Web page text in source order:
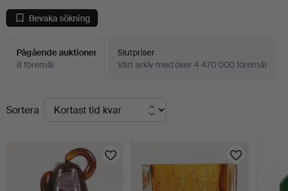
Bevaka sökning
Pågående auktioner
8 föremål
Slutpriser
Vårt arkiv med över 4 470 000 föremål
Pågående
auktioner
Sortera